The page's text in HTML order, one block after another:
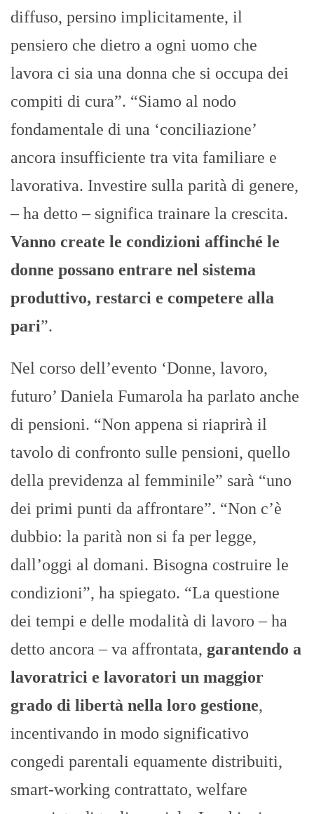
diffuso, persino implicitamente, il
pensiero che dietro a ogni uomo che
lavora ci sia una donna che si occupa dei
compiti di cura”. “Siamo al nodo
fondamentale di una ‘conciliazione’
ancora insufficiente tra vita familiare e
lavorativa. Investire sulla parità di genere,
– ha detto – significa trainare la crescita.
Vanno create le condizioni affinché le
donne possano entrare nel sistema
produttivo, restarci e competere alla
pari”.
Nel corso dell’evento ‘Donne, lavoro,
futuro’ Daniela Fumarola ha parlato anche
di pensioni. “Non appena si riaprirà il
tavolo di confronto sulle pensioni, quello
della previdenza al femminile” sarà “uno
dei primi punti da affrontare”. “Non c’è
dubbio: la parità non si fa per legge,
dall’oggi al domani. Bisogna costruire le
condizioni”, ha spiegato. “La questione
dei tempi e delle modalità di lavoro – ha
detto ancora – va affrontata, garantendo a
lavoratrici e lavoratori un maggior
grado di libertà nella loro gestione,
incentivando in modo significativo
congedi parentali equamente distribuiti,
smart-working contrattato, welfare